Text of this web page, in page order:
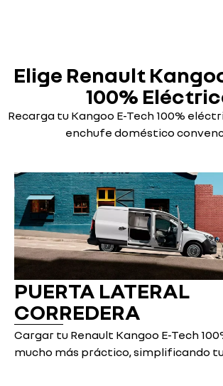
Elige Renault
100%
Recarga tu Kangoo E-Tech 100%
enchufe doméstico
PUERTA LATERAL
CORREDERA
Cargar tu Renault Kangoo E-Tech
mucho más práctico, simplificando